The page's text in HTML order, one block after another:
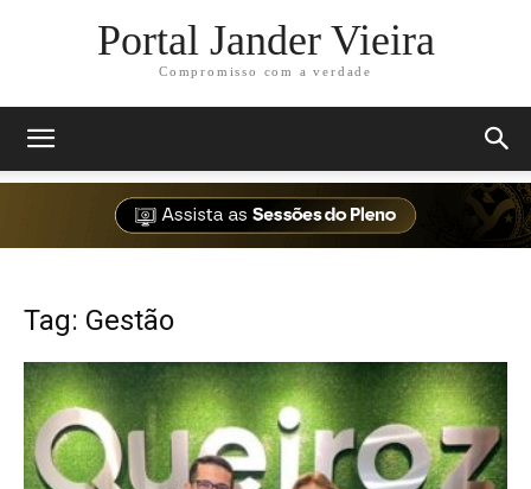
Portal Jander Vieira
Compromisso com a verdade
Tag: Gestão